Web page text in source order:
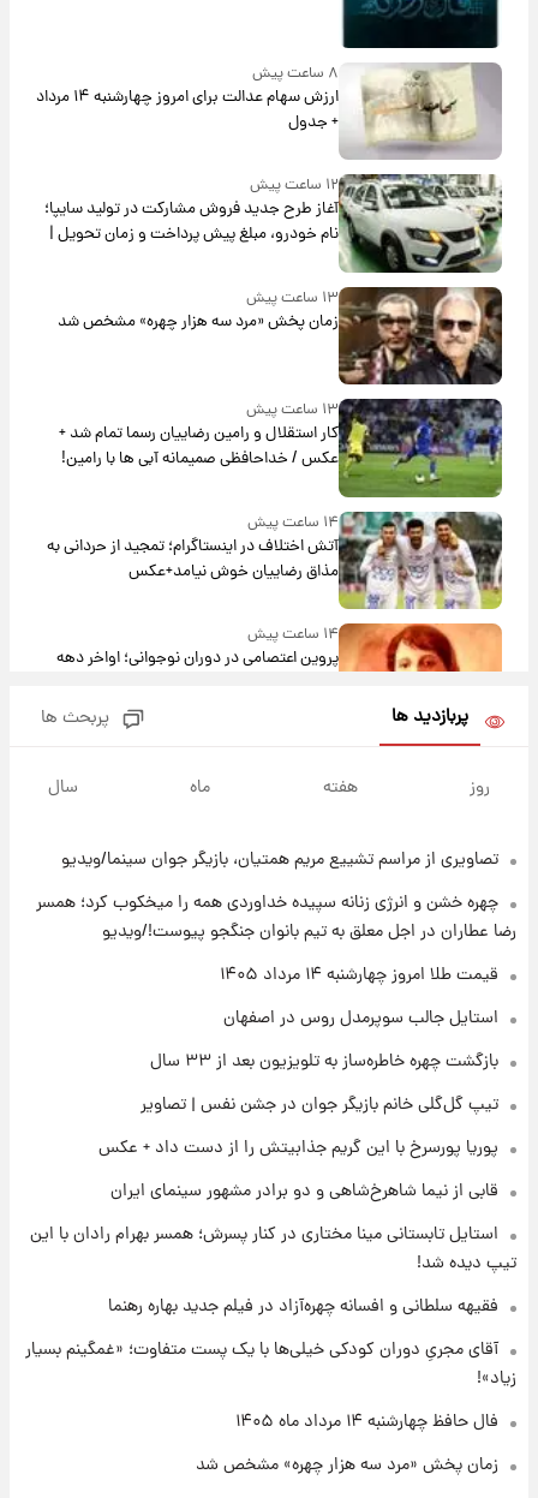
۸ ساعت پیش
ارزش سهام عدالت برای امروز چهارشنبه ۱۴ مرداد
+ جدول
۱۲ ساعت پیش
آغاز طرح جدید فروش مشارکت در تولید سایپا؛
نام خودرو، مبلغ پیش پرداخت و زمان تحویل |
سود مشارکت چند درصد است؟
۱۳ ساعت پیش
زمان پخش «مرد سه هزار چهره» مشخص شد
۱۳ ساعت پیش
کار استقلال و رامین رضاییان رسما تمام شد +
عکس / خداحافظی صمیمانه آبی ها با رامین!
۱۴ ساعت پیش
آتش اختلاف در اینستاگرام؛ تمجید از حردانی به
مذاق رضاییان خوش نیامد+عکس
۱۴ ساعت پیش
پروین اعتصامی در دوران نوجوانی؛ اواخر دهه
هسته‌ای در آسمان ظاهر شد
۱۵ ساعت پیش
کرد
۱۶ ساعت پیش
۱۴۰۵/ نرخ‌ها ثابت ماند؟ +جدول
علی مطهری: اجرای کامل تفاهم‌نامه اسلام‌آباد،
۱۷ ساعت پیش
واکنش تند تاکر کارلسون به حمله آمریکا به
مدرسه میناب؛ «باید سیلی محکمی به صورت
۱۷ ساعت پیش
۱۴۰۵/کاهش قیمت طلا و سکه
پربازدید ها پربحث ها
روز هفته ماه سال
تصاویری از مراسم تشییع مریم همتیان، بازیگر جوان سینما/ویدیو
چهره خشن و انرژی زنانه سپیده خداوردی همه را میخکوب کرد؛ همسر
رضا عطاران در اجل معلق به تیم بانوان جنگجو پیوست!/ویدیو
قیمت طلا امروز چهارشنبه ۱۴ مرداد ۱۴۰۵
استایل جالب سوپرمدل روس در اصفهان
بازگشت چهره خاطره‌ساز به تلویزیون بعد از ۳۳ سال
تیپ گل‌گلی خانم بازیگر جوان در جشن نفس | تصاویر
پوریا پورسرخ با این گریم جذابیتش را از دست داد + عکس
قابی از نیما شاهرخ‌شاهی و دو برادر مشهور سینمای ایران
استایل تابستانی مینا مختاری در کنار پسرش؛ همسر بهرام رادان با این
تیپ دیده شد!
فقیهه سلطانی و افسانه چهره‌آزاد در فیلم جدید بهاره رهنما
آقای مجریِ دوران کودکی خیلی‌ها با یک پست متفاوت؛ «غمگینم بسیار
زیاد»!
فال حافظ چهارشنبه ۱۴ مرداد ماه ۱۴۰۵
زمان پخش «مرد سه هزار چهره» مشخص شد